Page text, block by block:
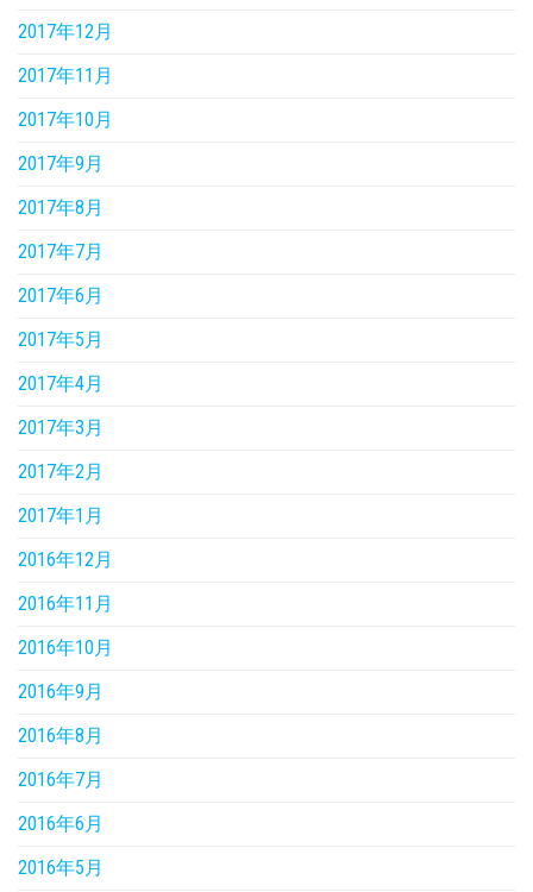
2017年12月
2017年11月
2017年10月
2017年9月
2017年8月
2017年7月
2017年6月
2017年5月
2017年4月
2017年3月
2017年2月
2017年1月
2016年12月
2016年11月
2016年10月
2016年9月
2016年8月
2016年7月
2016年6月
2016年5月